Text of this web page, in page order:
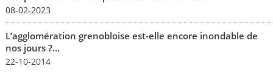
08-02-2023
L’agglomération grenobloise est-elle encore inondable de
nos jours ?...
22-10-2014